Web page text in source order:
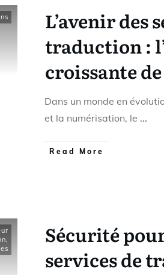
L’avenir des
traduction :
croissante
Dans un monde en
et la numérisation, le ...
Read More
,
Sécurité
services de